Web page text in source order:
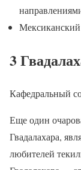
3
Кафедральный
Еще один
Гвадалахара,
любителей